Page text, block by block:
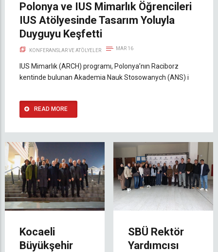
Polonya ve IUS Mimarlık Öğrencileri
IUS Atölyesinde Tasarım Yoluyla
Duyguyu Keşfetti
KONFERANSLAR VE ATÖLYELER MAR 16
IUS Mimarlık (ARCH) programı, Polonya’nın Raciborz
kentinde bulunan Akademia Nauk Stosowanych (ANS) i
READ MORE
Kocaeli
Büyükşehir
SBÜ Rektör
Yardımcısı